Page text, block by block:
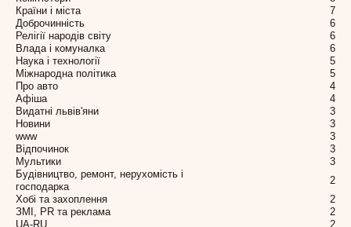
Країни і міста
7
Доброчинність
6
Релігії народів світу
6
Влада і комуналка
6
Наука і технології
5
Міжнародна політика
5
Про авто
4
Афіша
4
Видатні львів'яни
3
Новини
3
www
3
Відпочинок
3
Мультики
3
Будівництво, ремонт, нерухомість і
господарка
2
Хобі та захоплення
2
ЗМІ, PR та реклама
2
UA-RU
2